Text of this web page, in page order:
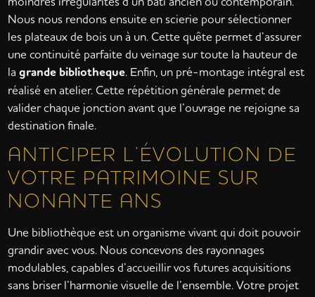
Nous nous rendons ensuite en scierie pour sélectionner
les plateaux de bois un à un. Cette quête permet d’assurer
une continuité parfaite du veinage sur toute la hauteur de
lagrande bibliotheque. Enfin, un pré-montage intégral est
réalisé en atelier. Cette répétition générale permet de
valider chaque jonction avant que l’ouvrage ne rejoigne sa
destination finale.
ANTICIPER L’ÉVOLUTION DE
VOTRE PATRIMOINE SUR
NONANTE ANS
Une bibliothèque est un organisme vivant qui doit pouvoir
grandir avec vous. Nous concevons des rayonnages
modulables, capables d’accueillir vos futures acquisitions
sans briser l’harmonie visuelle de l’ensemble. Votre projet